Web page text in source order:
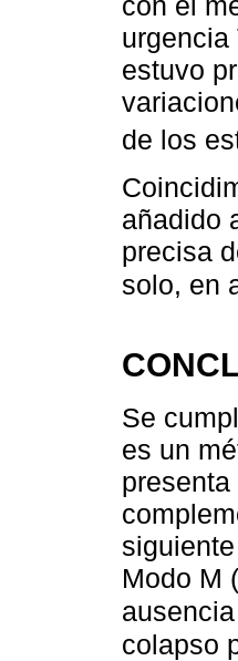
urgencia
estuvo
de los
añadido
precisa
solo, en
Se
es un
Modo M
colapso